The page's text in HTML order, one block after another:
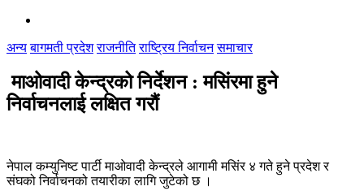
अन्य बागमती प्रदेश राजनीति राष्ट्रिय निर्वाचन समाचार
माओवादी केन्द्रको निर्देशन : मसिंरमा हुने
निर्वाचनलाई लक्षित गरौं
नेपाल कम्युनिष्ट पार्टी माओवादी केन्द्रले आगामी मसिंर ४ गते हुने प्रदेश र
संघको निर्वाचनको तयारीका लागि जुटेको छ ।